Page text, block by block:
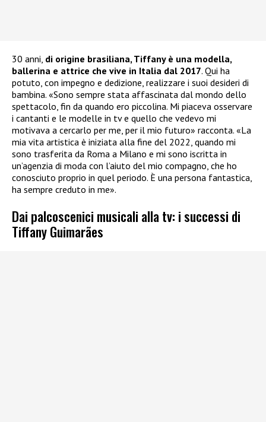
30 anni, di origine brasiliana, Tiffany è una modella,
ballerina e attrice che vive in Italia dal 2017. Qui ha
potuto, con impegno e dedizione, realizzare i suoi desideri di
bambina. «Sono sempre stata affascinata dal mondo dello
spettacolo, fin da quando ero piccolina. Mi piaceva osservare
i cantanti e le modelle in tv e quello che vedevo mi
motivava a cercarlo per me, per il mio futuro» racconta. «La
mia vita artistica è iniziata alla fine del 2022, quando mi
sono trasferita da Roma a Milano e mi sono iscritta in
un’agenzia di moda con l’aiuto del mio compagno, che ho
conosciuto proprio in quel periodo. È una persona fantastica,
ha sempre creduto in me».
Dai palcoscenici musicali alla tv: i successi di
Tiffany Guimarães